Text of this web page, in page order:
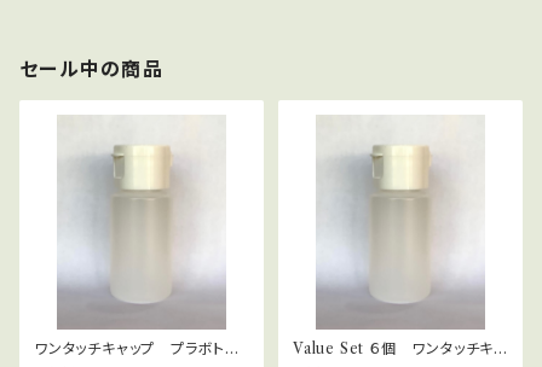
セール中の商品
ワンタッチキャップ プラボト
Value Set ６個 ワンタッチキャ